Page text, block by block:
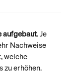
aufgebaut. Je
Nachweise
welche
zu erhöhen.